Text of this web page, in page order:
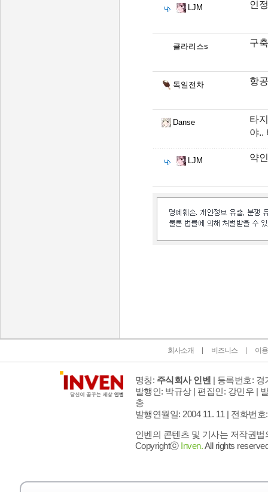
LJM 인
클라리스s 구
독일전차 항
Danse
타
야..
LJM 약
회사소개 비즈니스 이
명칭: 주식회사 인벤 | 등록번호: 경
발행인: 박규상 | 편집인: 강민우 |
층
발행연월일: 2004 11. 11 | 전화번호
인벤의 콘텐츠 및 기사는 저작권
Copyrightⓒ Inven.All rights